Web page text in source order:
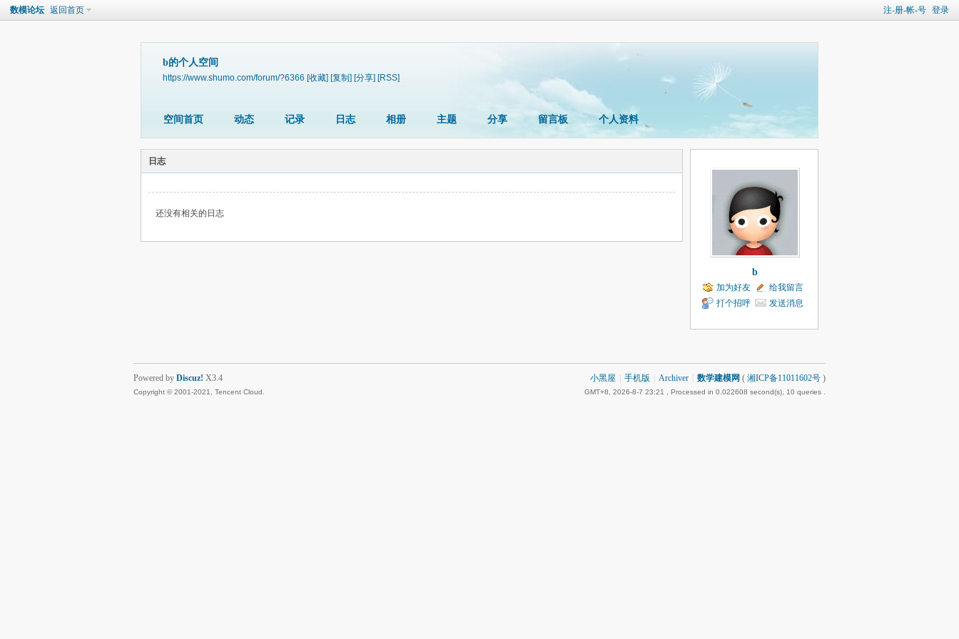
注-册-帐-号 登录
数模论坛 返回首页
b的个人空间
https://www.shumo.com/forum/?6366 [收藏] [复制] [分享] [RSS]
空间首页 动态 记录 日志 相册 主题 分享 留言板 个人资料
日志
还没有相关的日志
b
加为好友
给我留言
打个招呼
发送消息
小黑屋 手机版 Archiver 数学建模网 ( 湘ICP备11011602号 )
GMT+8, 2026-8-7 23:21 , Processed in 0.022608 second(s), 10 queries .
Powered by Discuz! X3.4
Copyright © 2001-2021, Tencent Cloud.